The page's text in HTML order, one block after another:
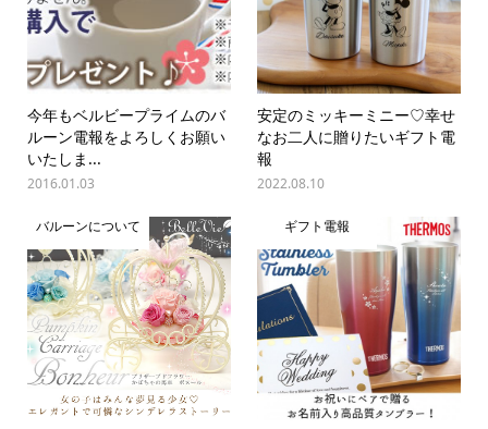
今年もベルビープライムのバ
ルーン電報をよろしくお願い
いたしま...
2016.01.03
安定のミッキーミニー♡幸せ
なお二人に贈りたいギフト電
報
2022.08.10
バルーンについて ギフト電報